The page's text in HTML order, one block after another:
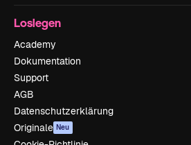
Loslegen
Academy
Dokumentation
Support
AGB
Datenschutzerklärung
Originale Neu